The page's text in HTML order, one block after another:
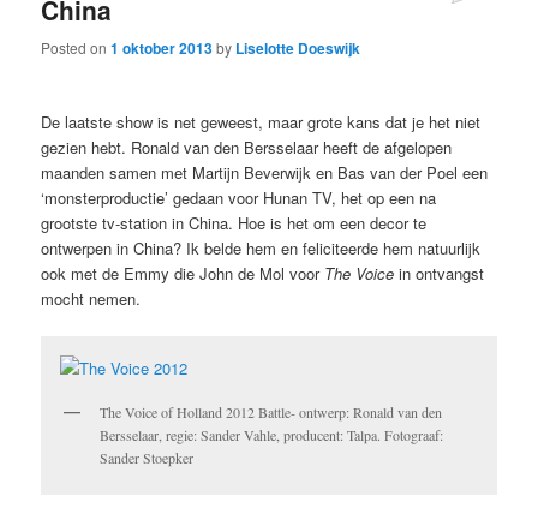
China
Posted on1 oktober 2013by Liselotte Doeswijk
De laatste show is net geweest, maar grote kans dat je het niet
gezien hebt. Ronald van den Bersselaar heeft de afgelopen
maanden samen met Martijn Beverwijk en Bas van der Poel een
‘monsterproductie’ gedaan voor Hunan TV, het op een na
grootste tv-station in China. Hoe is het om een decor te
ontwerpen in China? Ik belde hem en feliciteerde hem natuurlijk
ook met de Emmy die John de Mol voor The Voice in ontvangst
mocht nemen.
The Voice of Holland 2012 Battle- ontwerp: Ronald van den
Bersselaar, regie: Sander Vahle, producent: Talpa. Fotograaf:
Sander Stoepker